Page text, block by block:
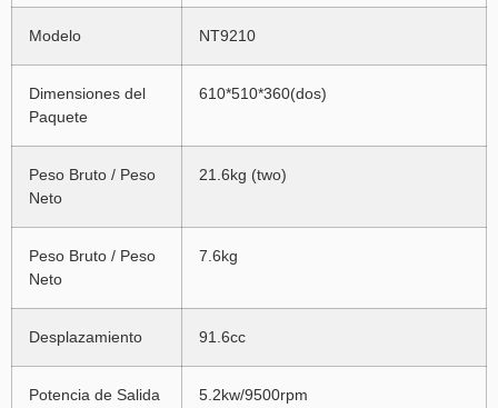
Modelo NT9210
Dimensiones del
Paquete
610*510*360(dos)
Peso Bruto / Peso
Neto
21.6kg (two)
Peso Bruto / Peso
Neto
7.6kg
Desplazamiento 91.6cc
Potencia de Salida
5.2kw/9500rpm